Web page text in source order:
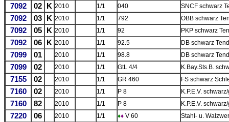
7092 02 K 2010 1/1 040 SNCF schwarz
7092 03 K 2010 1/1 792 ÖBB schwarz
7092 05 K 2010 1/1 92 PKP schwarz
7092 06 K 2010 1/1 92.5 DB schwarz
7099 01 2010 1/1 98.8 DB schwarz
7099 02 2010 1/1 GtL 4/4 K.Bay.Sts.B.
7155 02 2010 1/1 GR 460 FS schwarz
7160 02 2010 1/1 P 8 K.P.E.V.
7160 82 2010 1/1 P 8 K.P.E.V.
7220 06 2010 1/1 ♦♦ V 60 Stahl- u.